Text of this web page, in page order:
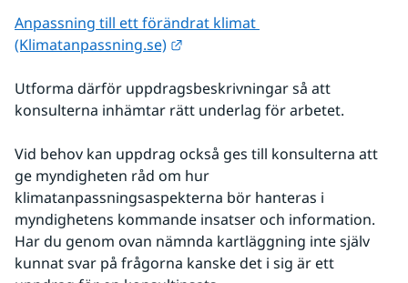
Anpassning till ett förändrat klimat
(Klimatanpassning.se)
Utforma därför uppdragsbeskrivningar så att
konsulterna inhämtar rätt underlag för arbetet.
Vid behov kan uppdrag också ges till konsulterna att
ge myndigheten råd om hur
klimatanpassningsaspekterna bör hanteras i
myndighetens kommande insatser och information.
Har du genom ovan nämnda kartläggning inte själv
kunnat svar på frågorna kanske det i sig är ett